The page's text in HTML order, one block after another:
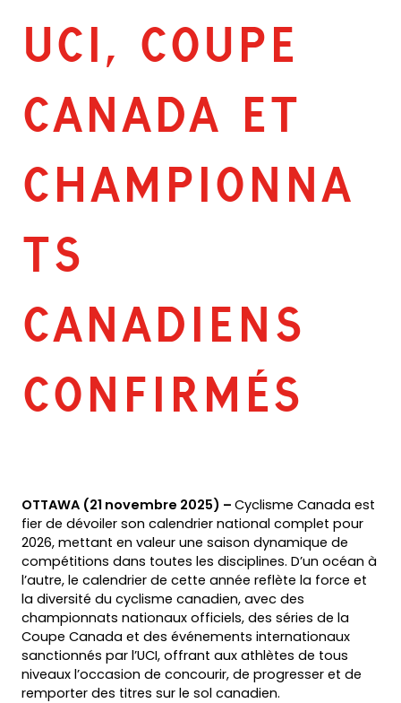
UCI, COUPE
CANADA ET
CHAMPIONNA
TS
CANADIENS
CONFIRMÉS
OTTAWA (21 novembre 2025) – Cyclisme Canada est
fier de dévoiler son calendrier national complet pour
2026, mettant en valeur une saison dynamique de
compétitions dans toutes les disciplines. D’un océan à
l’autre, le calendrier de cette année reflète la force et
la diversité du cyclisme canadien, avec des
championnats nationaux officiels, des séries de la
Coupe Canada et des événements internationaux
sanctionnés par l’UCI, offrant aux athlètes de tous
niveaux l’occasion de concourir, de progresser et de
remporter des titres sur le sol canadien.